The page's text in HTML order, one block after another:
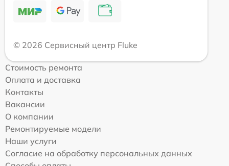
© 2026 Сервисный центр Fluke
Стоимость ремонта
Оплата и доставка
Контакты
Вакансии
О компании
Ремонтируемые модели
Наши услуги
Согласие на обработку персональных данных